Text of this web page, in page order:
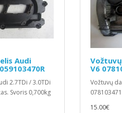
Audi
2.7TDi / 3.0TDi
Svoris 0,700kg
V6
Vožtuvų
15.00€